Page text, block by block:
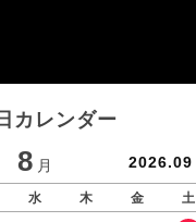
カレンダー
8 月 2026.09
水 木 金 土